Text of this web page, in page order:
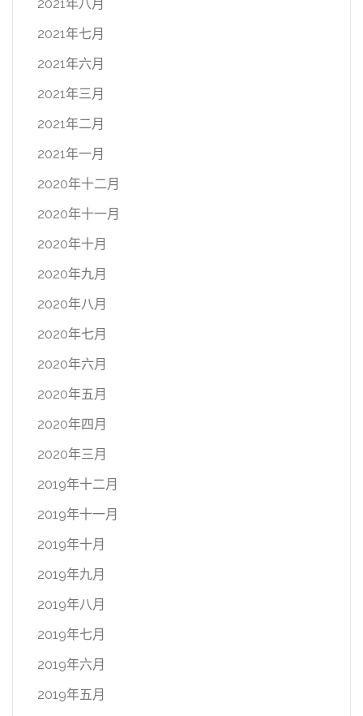
2021年八月
2021年七月
2021年六月
2021年三月
2021年二月
2021年一月
2020年十二月
2020年十一月
2020年十月
2020年九月
2020年八月
2020年七月
2020年六月
2020年五月
2020年四月
2020年三月
2019年十二月
2019年十一月
2019年十月
2019年九月
2019年八月
2019年七月
2019年六月
2019年五月